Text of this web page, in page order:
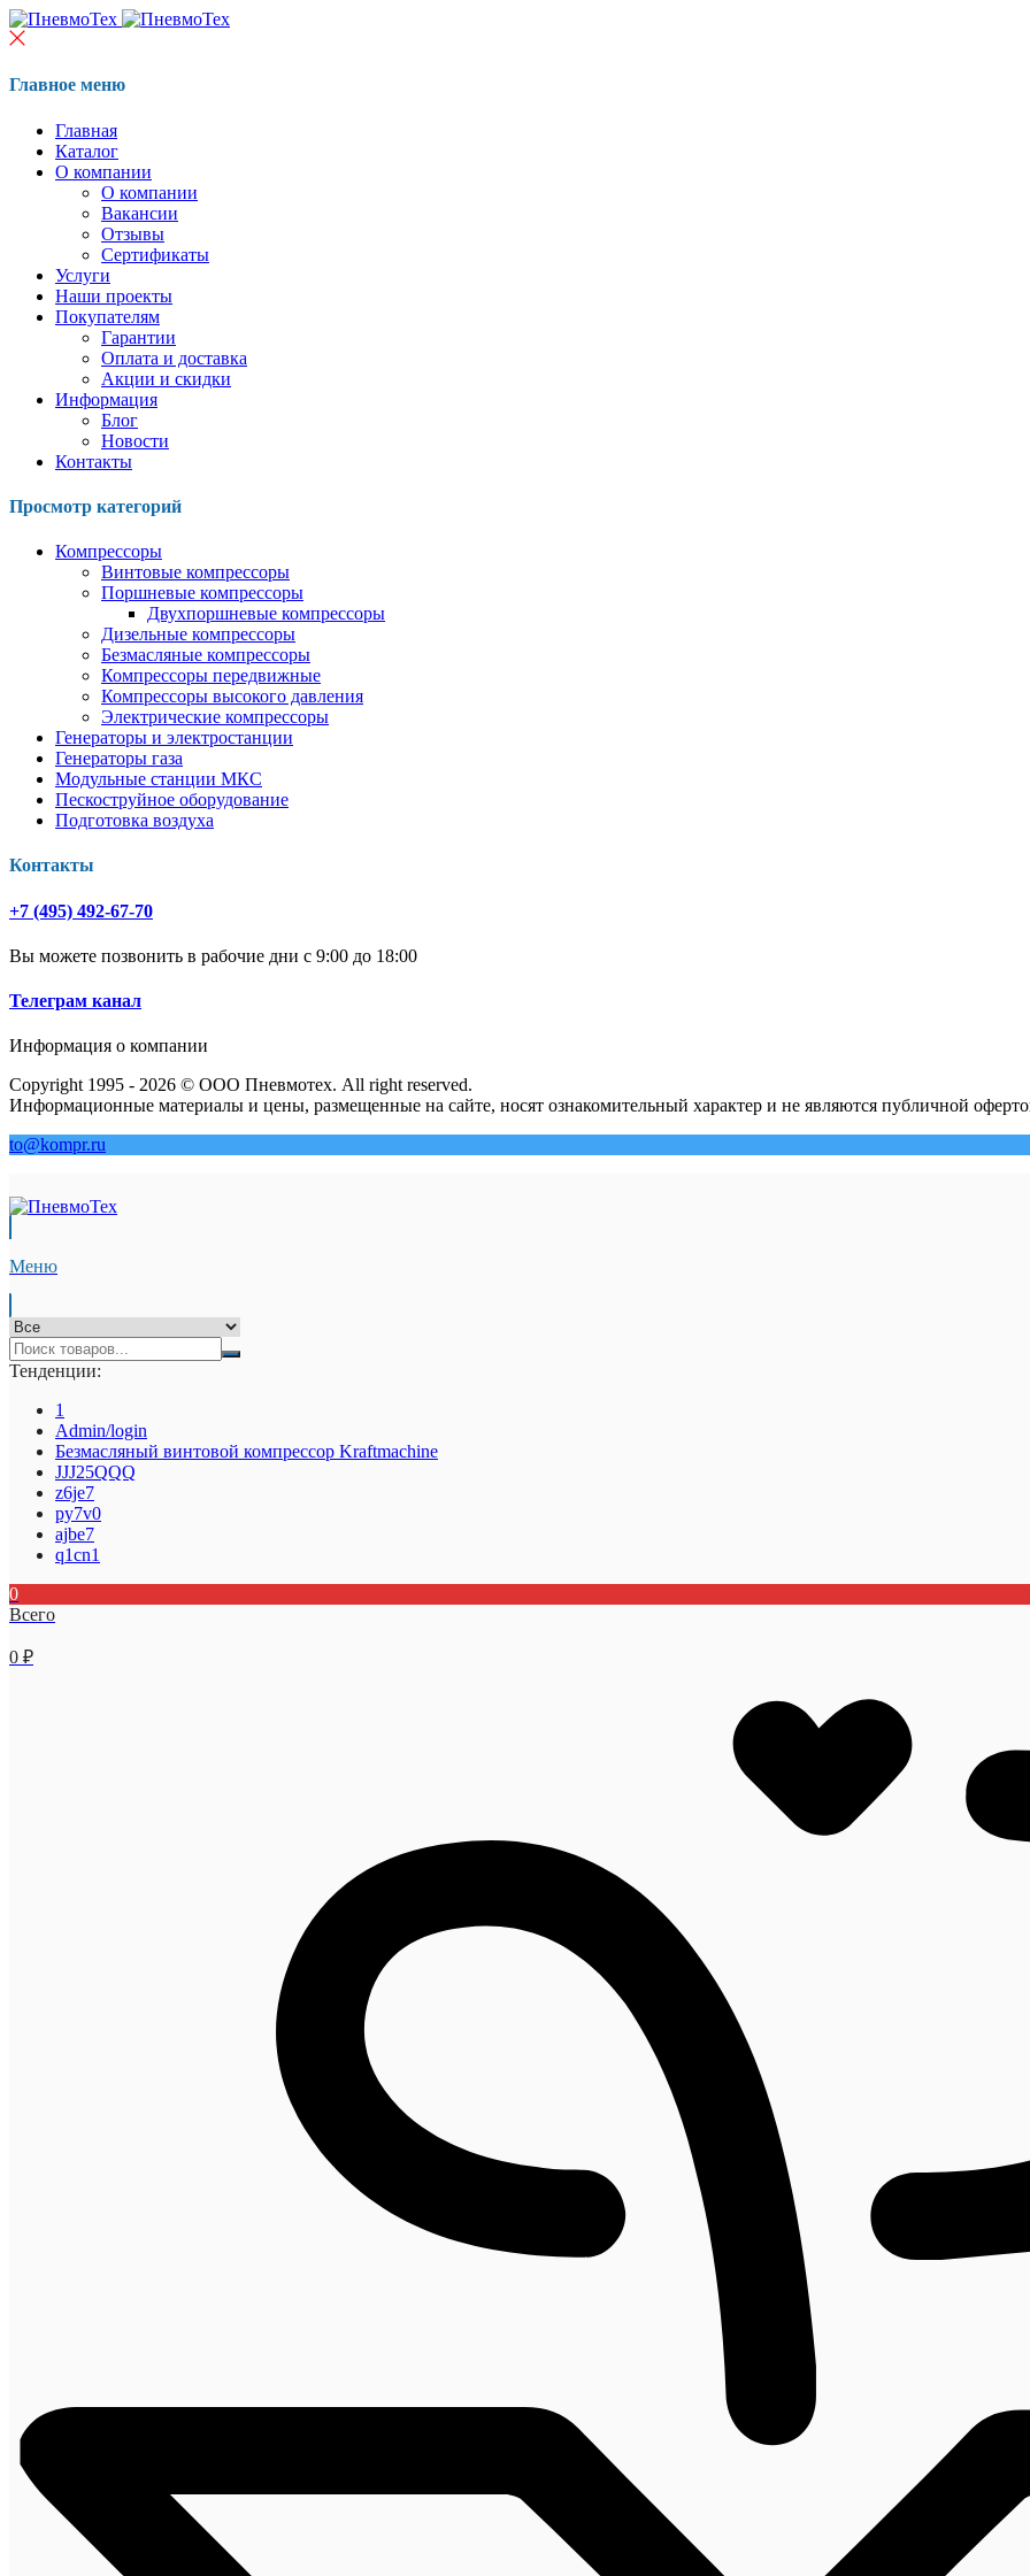
Главное меню
Главная
Каталог
О компании
О компании
Вакансии
Отзывы
Сертификаты
Услуги
Наши проекты
Покупателям
Гарантии
Оплата и доставка
Акции и скидки
Информация
Блог
Новости
Контакты
Просмотр категорий
Компрессоры
Винтовые компрессоры
Поршневые компрессоры
Двухпоршневые компрессоры
Дизельные компрессоры
Безмасляные компрессоры
Компрессоры передвижные
Компрессоры высокого давления
Электрические компрессоры
Генераторы и электростанции
Генераторы газа
Модульные станции МКС
Пескоструйное оборудование
Подготовка воздуха
Контакты
+7 (495) 492-67-70
Вы можете позвонить в рабочие дни с 9:00 до 18:00
Телеграм канал
Информация о компании
Copyright 1995 - 2026 © ООО Пневмотех. All right reserved.
Информационные материалы и цены, размещенные на сайте, носят ознакомительный характер и не являются публичной
to@kompr.ru
Меню
Тенденции:
1
Admin/login
Безмасляный винтовой компрессор Kraftmaсhine
JJJ25QQQ
z6je7
py7v0
ajbe7
q1cn1
0
Всего
0 ₽